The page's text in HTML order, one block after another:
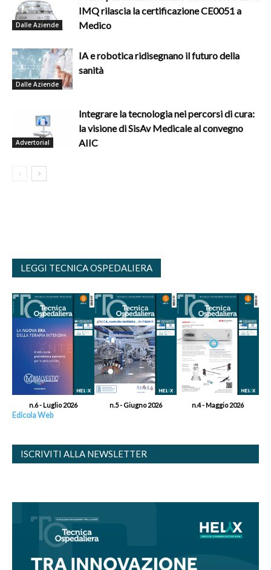
Dalle Aziende
IMQ rilascia la certificazione CE0051 a
Medico
Dalle Aziende
IA e robotica ridisegnano il futuro della
sanità
Advertorial
Integrare la tecnologia nei percorsi di cura:
la visione di SisAv Medicale al convegno
AIIC
LEGGI TECNICA OSPEDALIERA
n.6 - Luglio 2026 n.5 - Giugno 2026 n.4 - Maggio 2026
Edicola Web
ISCRIVITI ALLA NEWSLETTER